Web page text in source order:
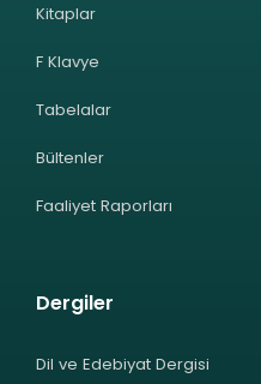
Kitaplar
F Klavye
Tabelalar
Bültenler
Faaliyet Raporları
Dergiler
Dil ve Edebiyat Dergisi